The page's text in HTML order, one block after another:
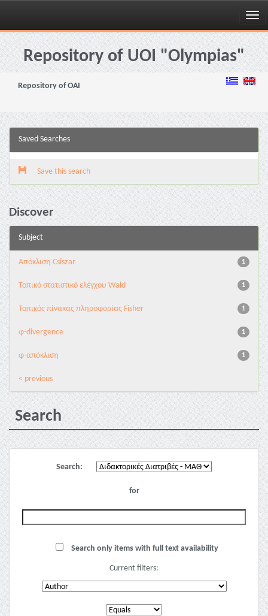
Skip
navigationRepository of UOI "Olympias"
Repository of OAI
Saved Searches
Save this search
Discover
Subject
1
Απόκλιση Csiszar
1
Τοπικό στατιστικό ελέγχου Wald
1
Τοπικός πίνακας πληροφορίας Fisher
1
φ-divergence
1
φ-απόκλιση
< previous
Search
Search:
for
Search only items with full text availability
Current filters: